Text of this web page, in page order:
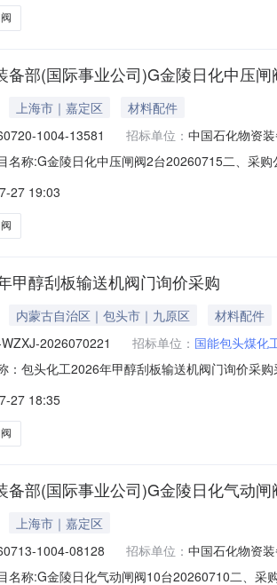
备部(国际事业公司)G金陵日化中压
上海市｜嘉定区
材料配件
1004-13581 招标单位： 中国石化物资
名称:G金陵日化中压闸阀2台20260715二、采
司尚未注册请点击"我要注册"。注册信息提交后
27 19:03
甲醇刮板输送机阀门询价采购
内蒙古自治区｜包头市｜九原区
材料配件
2026070221 招标单位： 国能包头煤化
：包头化工2026年甲醇刮板输送机阀门询价采
：公开询价物资分类：阀及管道配件-阀门、执
27 18:35
备部(国际事业公司)G金陵日化气动
上海市｜嘉定区
1004-08128 招标单位： 中国石化物资
名称:G金陵日化气动闸阀10台20260710二、